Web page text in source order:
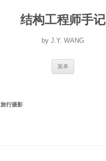
结构工程师手记
by J.Y. WANG
菜单
旅行摄影